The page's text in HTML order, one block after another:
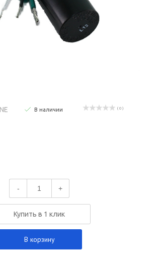
В наличии ( 0 )
- +
Купить в 1 клик
В корзину